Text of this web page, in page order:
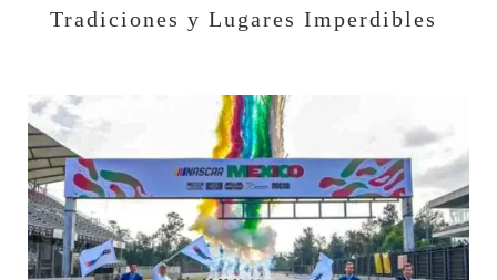
Tradiciones y Lugares Imperdibles